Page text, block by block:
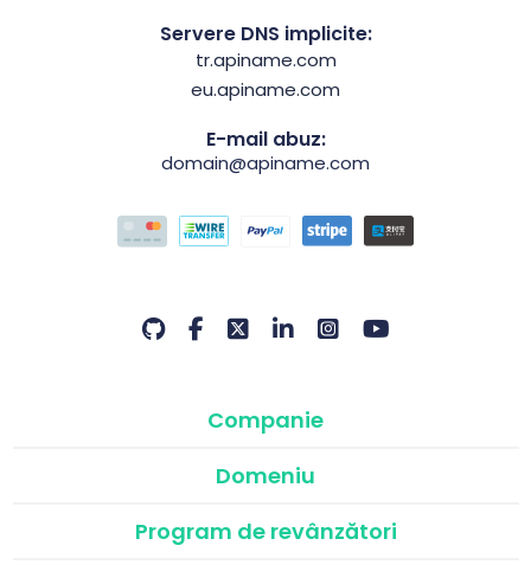
Servere DNS implicite:
tr.apiname.com
eu.apiname.com
E-mail abuz:
domain@apiname.com
Companie
Domeniu
Program de revânzători